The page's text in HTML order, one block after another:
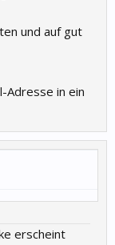
und auf gut
Adresse in ein
erscheint